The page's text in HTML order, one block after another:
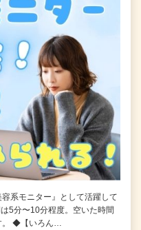
系モニター』として活躍して
5分〜10分程度。空いた時間
。 ◆【いろん…